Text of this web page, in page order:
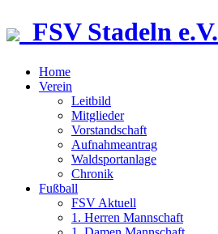
FSV Stadeln e.V.
Home
Verein
Leitbild
Mitglieder
Vorstandschaft
Aufnahmeantrag
Waldsportanlage
Chronik
Fußball
FSV Aktuell
1. Herren Mannschaft